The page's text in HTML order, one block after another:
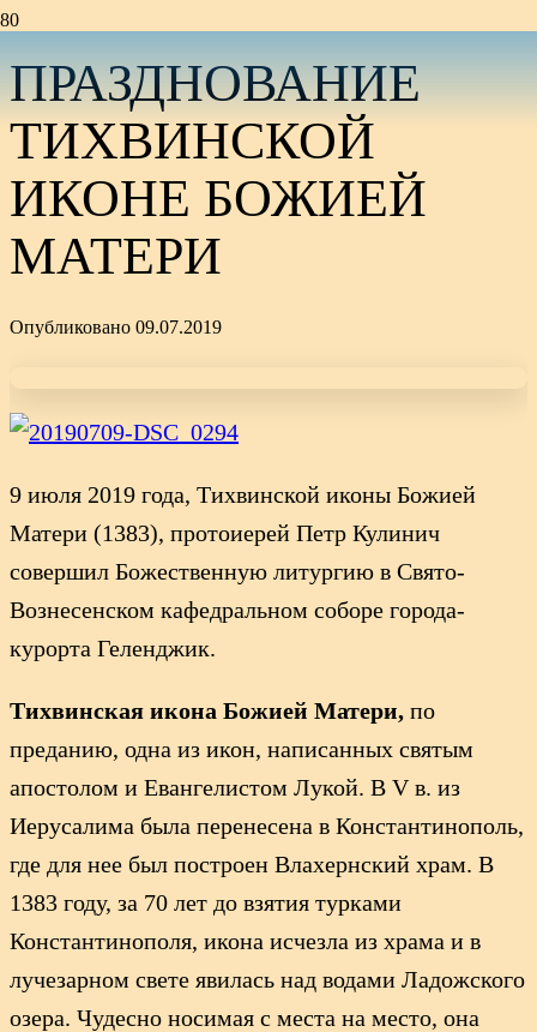
ПРАЗДНОВАНИЕ
ТИХВИНСКОЙ
ИКОНЕ БОЖИЕЙ
МАТЕРИ
Опубликовано 09.07.2019
9 июля 2019 года, Тихвинской иконы Божией
Матери (1383), протоиерей Петр Кулинич
совершил Божественную литургию в Свято-
Вознесенском кафедральном соборе города-
курорта Геленджик.
Тихвинская икона Божией Матери, по
преданию, одна из икон, написанных святым
апостолом и Евангелистом Лукой. В V в. из
Иерусалима была перенесена в Константинополь,
где для нее был построен Влахернский храм. В
1383 году, за 70 лет до взятия турками
Константинополя, икона исчезла из храма и в
лучезарном свете явилась над водами Ладожского
озера. Чудесно носимая с места на место, она